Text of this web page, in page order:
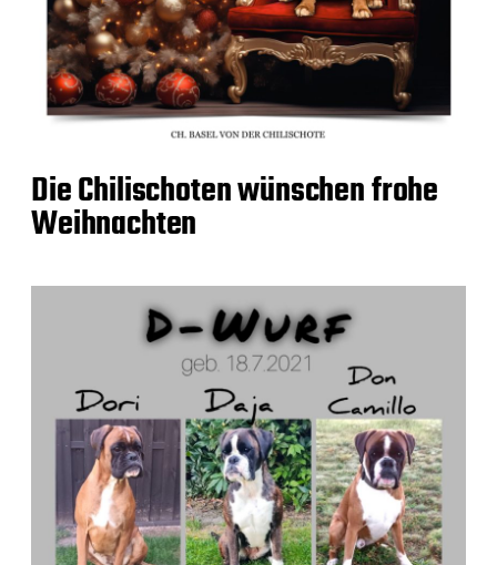
Die Chilischoten wünschen frohe
Weihnachten